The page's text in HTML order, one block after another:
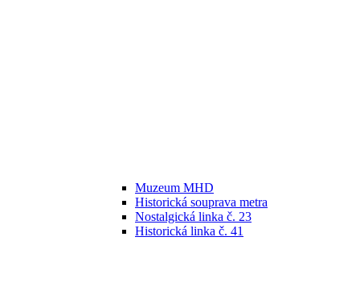
Muzeum MHD
Historická souprava metra
Nostalgická linka č. 23
Historická linka č. 41